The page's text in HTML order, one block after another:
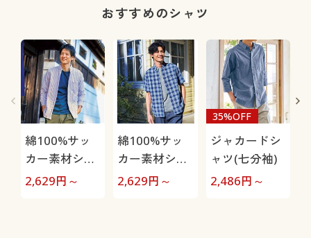
おすすめのシャツ
綿100%サッ
カー素材シャ
ツ(長袖)ボタ
2,629円～
綿100%サッ
カー素材シャ
ツ(半袖)ボタ
2,629円～
ジャカードシ
ャツ(七分袖)
35%OFF
2,486円～